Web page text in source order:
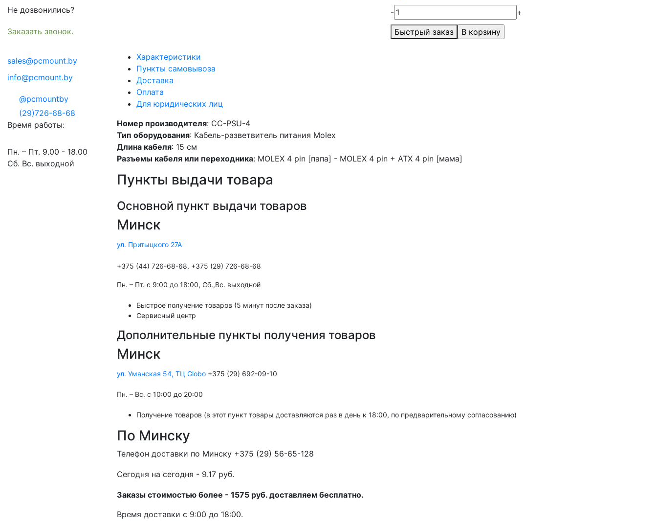
Не дозвонились?
Заказать звонок.
sales@pcmount.by
info@pcmount.by
@pcmountby
(29)726-68-68
Время работы:
Пн. – Пт. 9.00 - 18.00
Сб. Вс. выходной
-
+
Быстрый заказ
Характеристики
Пункты самовывоза
Доставка
Оплата
Для юридических лиц
Номер производителя: CC-PSU-4
Тип оборудования: Кабель-разветвитель питания Molex
Длина кабеля: 15 cм
Разъемы кабеля или переходника: MOLEX 4 pin [папа] - MOLEX 4 pin + ATX 4 pin [мама]
Пункты выдачи товара
Основной пункт выдачи товаров
Минск
ул. Притыцкого 27А
+375 (44) 726-68-68, +375 (29) 726-68-68
Пн. – Пт. с 9:00 до 18:00, Cб.,Вс. выходной
Быстрое получение товаров (5 минут после заказа)
Сервисный центр
Дополнительные пункты получения товаров
Минск
ул. Уманская 54, ТЦ Globo +375 (29) 692-09-10
Пн. – Вс. с 10:00 до 20:00
Получение товаров (в этот пункт товары доставляются раз в день к 18:00, по предварительному согласованию)
По Минску
Телефон доставки по Минску +375 (29) 56-65-128
Cегодня на сегодня - 9.17 руб.
Заказы стоимостью более - 1575 руб. доставляем бесплатно.
Время доставки с 9:00 до 18:00.